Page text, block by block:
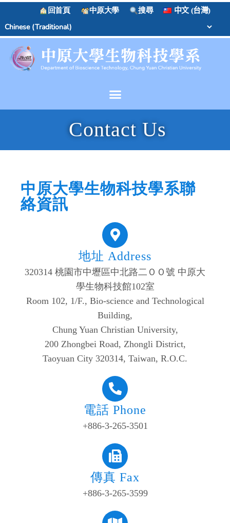
回首頁 中原大學 搜尋 中文 (台灣)
Contact Us
中原大學生物科技學系聯
絡資訊
地址 Address
320314 桃園市中壢區中北路二ＯＯ號 中原大
學生物科技館102室
Room 102, 1/F., Bio-science and Technological
Building,
Chung Yuan Christian University,
200 Zhongbei Road, Zhongli District,
Taoyuan City 320314, Taiwan, R.O.C.
電話 Phone
+886-3-265-3501
傳真 Fax
+886-3-265-3599